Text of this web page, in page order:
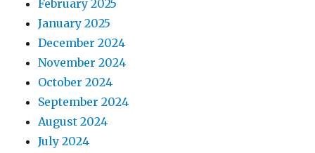
February 2025
January 2025
December 2024
November 2024
October 2024
September 2024
August 2024
July 2024